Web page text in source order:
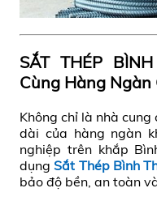
SẮT THÉP
Cùng Hàng Ngàn
Không chỉ là nhà
dài của hàng ngàn
nghiệp trên khắp
dụngSắt Thép Bình
bảo độ bền, an toàn